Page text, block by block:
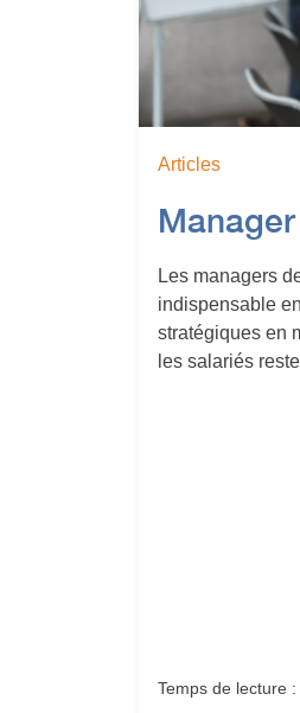
Articles
Les managers
indispensable
stratégiques en
les salariés
Temps de lecture :